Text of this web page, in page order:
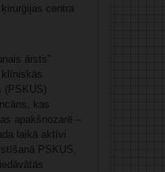
centra
ārsts”
klīniskās
(PSKUS)
kas
apakšnozarē –
laikā aktīvi
PSKUS,